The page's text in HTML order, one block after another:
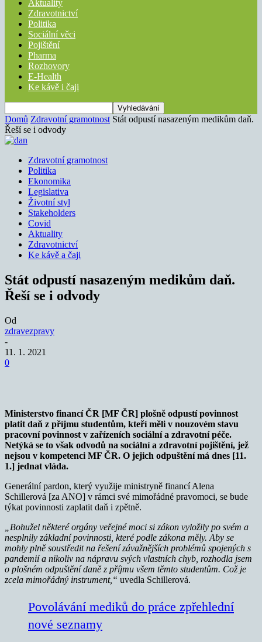
Aktuality
Zdravotnictví
Politika
Sociální věci
Pojištění
Pharma
Rozhovory
E-Health
Ke kávě i čaji
Domů Zdravotní gramotnost Stát odpustí nasazeným medikům daň.
Řeší se i odvody
Zdravotní gramotnost
Politika
Ekonomika
Legislativa
Životní styl
Stakeholders
Covid
Aktuality
Zdravotnictví
Ke kávě a čaji
Stát odpustí nasazeným medikům daň.
Řeší se i odvody
Od
zdravezpravy
-
11. 1. 2021
0
Ministerstvo financí ČR [MF ČR] plošně odpustí povinnost
platit daň z příjmu studentům, kteří měli v nouzovém stavu
pracovní povinnost v zařízeních sociální a zdravotní péče.
Netýká se to však odvodů na sociální a zdravotní pojištění, jež
nejsou v kompetenci MF ČR. O jejich odpuštění má dnes [11.
1.] jednat vláda.
Generální pardon, který využije ministryně financí Alena
Schillerová [za ANO] v rámci své mimořádné pravomoci, se bude
týkat povinnosti zaplatit daň i zpětně.
„Bohužel některé orgány veřejné moci si zákon vyložily po svém a
nesplnily základní povinnosti, které podle zákona měly. Aby se
mohly plně soustředit na řešení závažnějších problémů spojených s
pandemií a nikoliv na nápravu svých vlastních chyb, rozhodla jsem
o plošném odpuštění daně z příjmu všem těmto studentům. Což je
zcela mimořádný instrument,“ uvedla Schillerová.
Povolávání mediků do práce zpřehlední
nové seznamy